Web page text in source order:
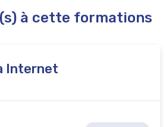
à cette formations
Internet